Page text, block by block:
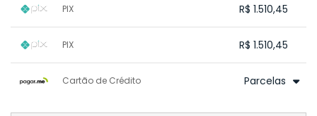
PIX R$ 1.510,45
PIX R$ 1.510,45
.
Cartão de Crédito Parcelas